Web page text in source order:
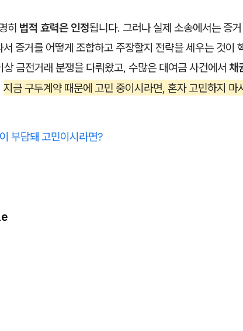
히 법적 효력은 인정됩니다. 그러나 실제 소송에서는 증
증거를 어떻게 조합하고 주장할지 전략을 세우는 것이
금전거래 분쟁을 다뤄왔고, 수많은 대여금 사건에서 채
지금 구두계약 때문에 고민 중이시라면, 혼자 고민하지 마
부담돼 고민이시라면?